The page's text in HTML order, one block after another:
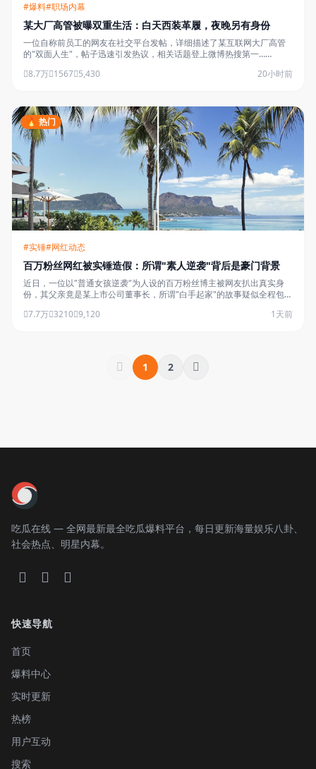
#爆料#职场内幕
某大厂高管被曝双重生活：白天西装革履，夜晚另有身份
一位自称前员工的网友在社交平台发帖，详细描述了某互联网大厂高管
的"双面人生"，帖子迅速引发热议，相关话题登上微博热搜第一……
8.7万 1567 5,430 20小时前
🔥 热门
#实锤#网红动态
百万粉丝网红被实锤造假：所谓"素人逆袭"背后是豪门背景
近日，一位以"普通女孩逆袭"为人设的百万粉丝博主被网友扒出真实身
份，其父亲竟是某上市公司董事长，所谓"白手起家"的故事疑似全程包
7.7万 3210 9,120 1天前
1 2
吃瓜在线 — 全网最新最全吃瓜爆料平台，每日更新海量娱乐八卦、
社会热点、明星内幕。
快速导航
首页
爆料中心
实时更新
热榜
用户互动
搜索